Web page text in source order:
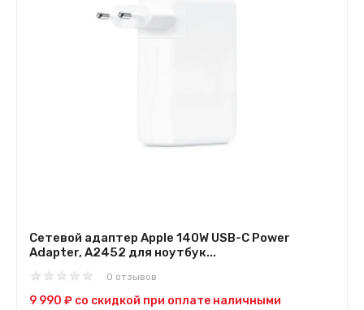
Сетевой адаптер Apple 140W USB-C Power
Adapter, A2452 для ноутбук...
0 отзывов
9 990 ₽ со скидкой при оплате наличными